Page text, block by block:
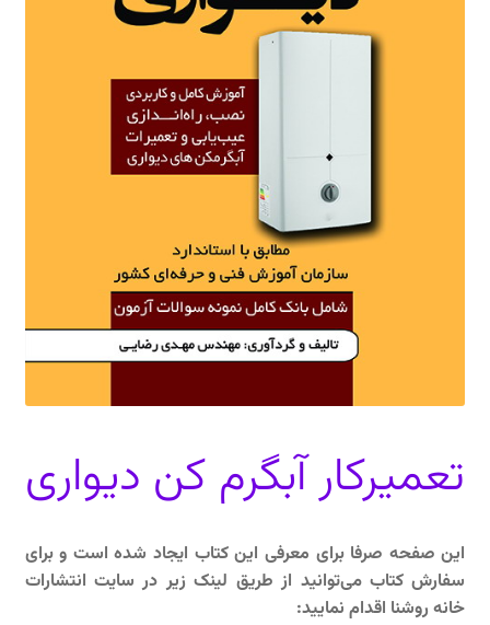
تعمیرکار آبگرم کن دیواری
این صفحه صرفا برای معرفی این کتاب ایجاد شده است و برای
سفارش کتاب می‌توانید از طریق لینک زیر در سایت انتشارات
خانه روشنا اقدام نمایید: